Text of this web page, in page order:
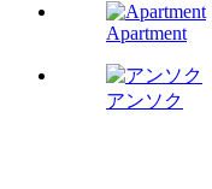
Apartment
アンソク